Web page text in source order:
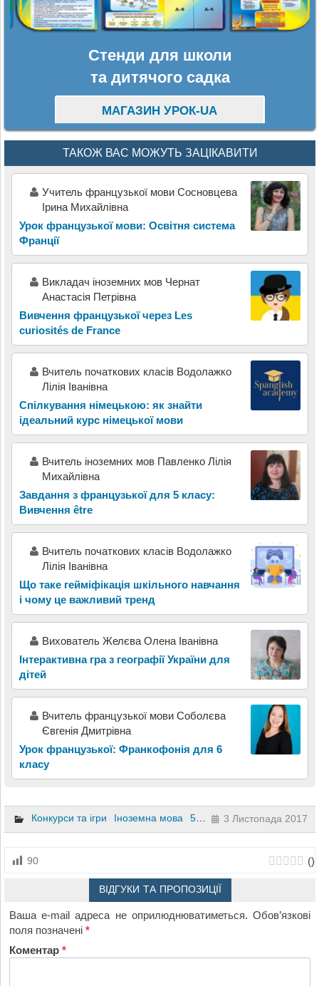
Стенди для школи
та дитячого садка
МАГАЗИН УРОК-UA
ТАКОЖ ВАС МОЖУТЬ ЗАЦІКАВИТИ
Учитель французької мови Сосновцева
Ірина Михайлівна
Урок французької мови: Освітня система
Франції
Викладач іноземних мов Чернат
Анастасія Петрівна
Вивчення французької через Les
curiosités de France
Вчитель початкових класів Водолажко
Лілія Іванівна
Спілкування німецькою: як знайти
ідеальний курс німецької мови
Вчитель іноземних мов Павленко Лілія
Михайлівна
Завдання з французької для 5 класу:
Вивчення être
Вчитель початкових класів Водолажко
Лілія Іванівна
Що таке гейміфікація шкільного навчання
і чому це важливий тренд
Вихователь Желєва Олена Іванівна
Інтерактивна гра з географії України для
дітей
Вчитель французької мови Соболєва
Євгенія Дмитрівна
Урок французької: Франкофонія для 6
класу
Конкурси та ігри Іноземна мова 5 клас 3 Листопада 2017
90 ()
ВІДГУКИ ТА ПРОПОЗИЦІЇ
Ваша e-mail адреса не оприлюднюватиметься. Обов’язкові
поля позначені*
Коментар*